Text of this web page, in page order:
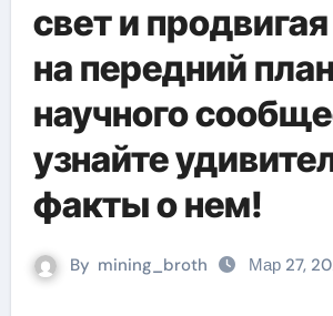
свет и
на передний план
научного
узнайте
факты о нем!
By mining_broth Мар 27,